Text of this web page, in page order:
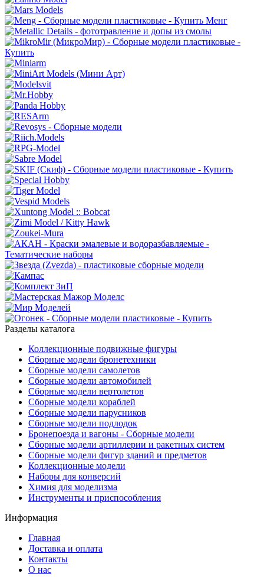
Разделы каталога
Коллекционные подвижные фигуры
Сборные модели бронетехники
Сборные модели самолетов
Сборные модели автомобилей
Сборные модели вертолетов
Сборные модели кораблей
Сборные модели парусников
Сборные модели подлодок
Бронепоезда и вагоны - Сборные модели
Сборные модели артиллерии и ракетных систем
Сборные модели фигур зданий и предметов
Коллекционные модели
Наборы для конверсий
Химия для моделизма
Инструменты и приспособления
Информация
Главная
Доставка и оплата
Контакты
О нас